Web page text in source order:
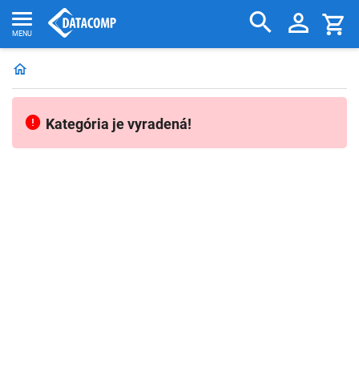
Kategória je vyradená!